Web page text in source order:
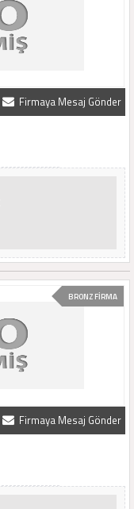
Firmaya Mesaj Gönder
BRONZ FİRMA
Firmaya Mesaj Gönder